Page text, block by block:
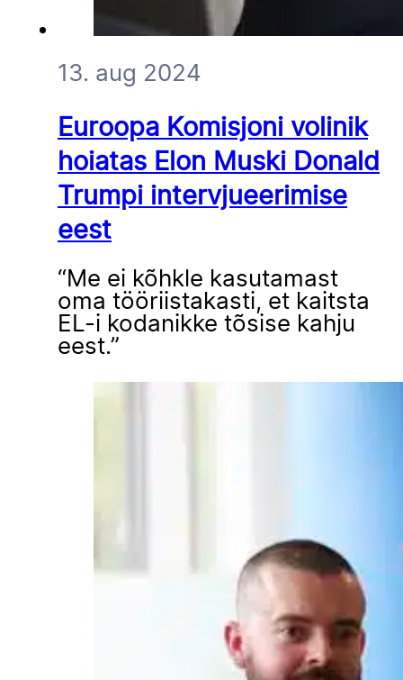
13. aug 2024
Euroopa Komisjoni volinik
hoiatas Elon Muski Donald
Trumpi intervjueerimise
eest
“Me ei kõhkle kasutamast
oma tööriistakasti, et kaitsta
EL-i kodanikke tõsise kahju
eest.”